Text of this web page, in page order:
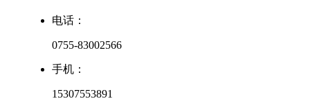
电话：
0755-83002566
手机：
15307553891